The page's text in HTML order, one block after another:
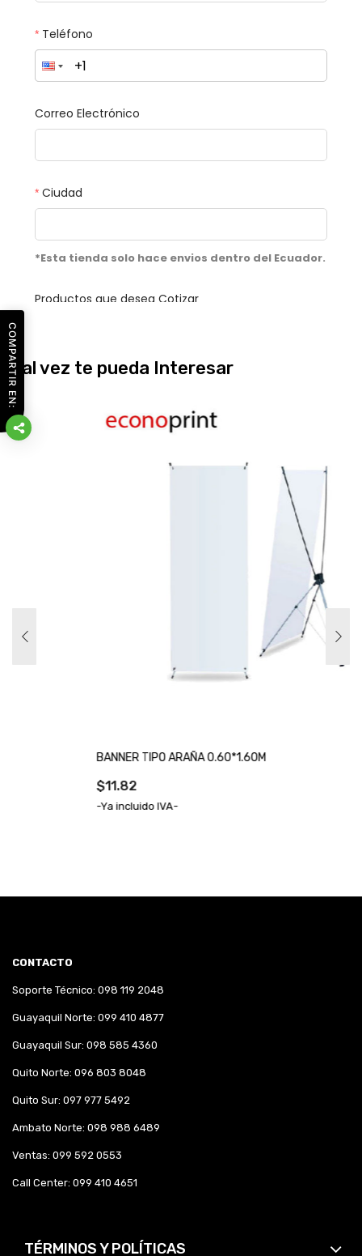
Tal vez te pueda Interesar
BANNER TIPO ARAÑA 0.60*1.60M
CONTACTO
Soporte Técnico: 098 119 2048
Guayaquil Norte: 099 410 4877
Guayaquil Sur: 098 585 4360
Quito Norte: 096 803 8048
Quito Sur: 097 977 5492
Ambato Norte: 098 988 6489
Ventas: 099 592 0553
Call Center: 099 410 4651
TÉRMINOS Y POLÍTICAS
COMPARTIR EN: